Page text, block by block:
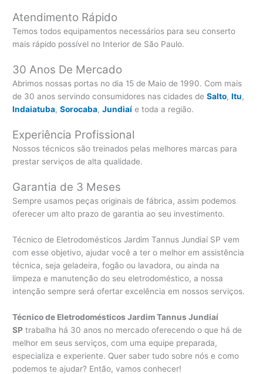
Atendimento Rápido
Temos todos equipamentos necessários para seu conserto
mais rápido possível no Interior de São Paulo.
30 Anos De Mercado
Abrimos nossas portas no dia 15 de Maio de 1990. Com mais
de 30 anos servindo consumidores nas cidades deSalto,Itu,
Indaiatuba,Sorocaba,Jundiaí e toda a região.
Experiência Profissional
Nossos técnicos são treinados pelas melhores marcas para
prestar serviços de alta qualidade.
Garantia de 3 Meses
Sempre usamos peças originais de fábrica, assim podemos
oferecer um alto prazo de garantia ao seu investimento.
Técnico de Eletrodomésticos Jardim Tannus Jundiaí SP vem
com esse objetivo, ajudar você a ter o melhor em assistência
técnica, seja geladeira, fogão ou lavadora, ou ainda na
limpeza e manutenção do seu eletrodoméstico, a nossa
intenção sempre será ofertar excelência em nossos serviços.
Técnico de Eletrodomésticos Jardim Tannus Jundiaí
SP trabalha há 30 anos no mercado oferecendo o que há de
melhor em seus serviços, com uma equipe preparada,
especializa e experiente. Quer saber tudo sobre nós e como
podemos te ajudar? Então, vamos conhecer!